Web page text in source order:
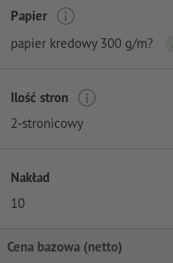
Papier
papier kredowy 300 g/m?
Ilość stron
2-stronicowy
Nakład
10
Cena bazowa (netto)